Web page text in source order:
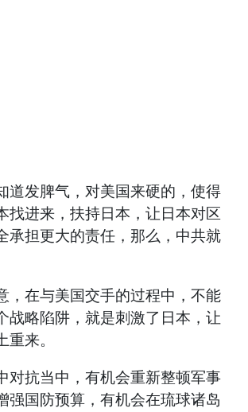
发脾气，对美国来硬的，使得
找进来，扶持日本，让日本对区
承担更大的责任，那么，中共就
，在与美国交手的过程中，不能
战略陷阱，就是刺激了日本，让
重来。
对抗当中，有机会重新整顿军事
强国防预算，有机会在琉球诸岛